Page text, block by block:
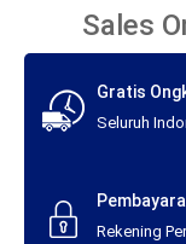
Sales
Gratis
Seluruh
Rekening